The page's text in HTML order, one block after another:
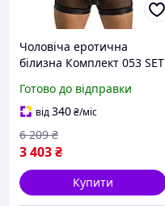
Чоловіча еротична
білизна Комплект 053 SET
Passion Feromon
Готово до відправки
від340₴/міс
3 403₴
6 209 ₴
Купити